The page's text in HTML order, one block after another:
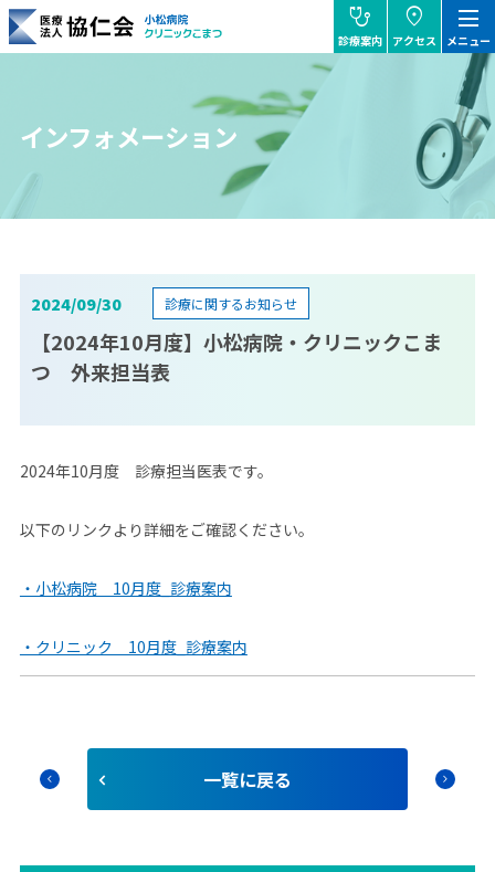
協仁会小松病院
stethoscope
診療案内
location_on
アクセス
dehaze
メニュー
インフォメーション
2024/09/30
【2024年10月度】小松病院・クリニックこま
つ 外来担当表
診療に関するお知らせ
2024年10月度 診療担当医表です。
以下のリンクより詳細をご確認ください。
・小松病院 10月度_診療案内
・クリニック 10月度_診療案内
chevron_left ⼀覧に戻る chevron_right